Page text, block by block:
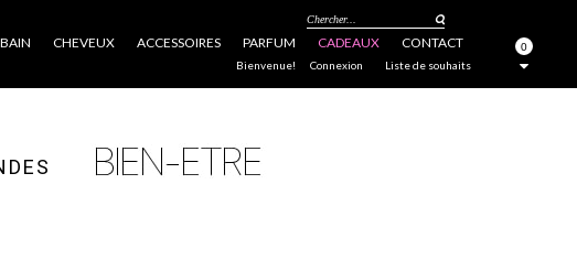
CHEVEUX ACCESSOIRES PARFUM CADEAUX CONTACT
Chercher...
0
Liste de souhaits
Bienvenue! Connexion